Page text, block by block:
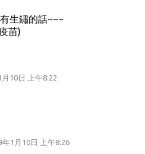
生鏽的話~~~
苗)
月10日 上午8:22
年1月10日 上午8:26